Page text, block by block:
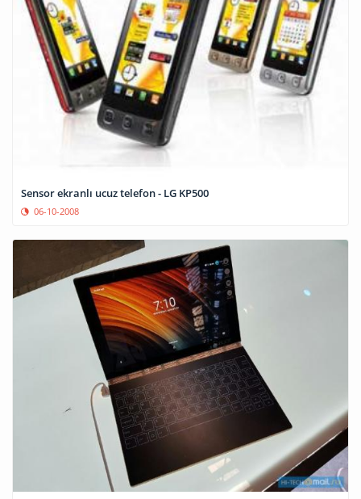
Sensor ekranlı ucuz telefon - LG KP500
06-10-2008